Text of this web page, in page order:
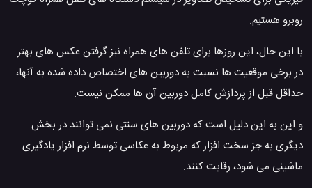
روبرو هستیم.
با این حال، این روزها برای تلفن های همراه نیز گرفتن عکس های بهتر
در برخی موقعیت ها نسبت به دوربین های اختصاص داده شده به آنها،
حداقل قبل از پردازش کامل دوربین آن ها ممکن نیست.
و این به این دلیل است که دوربین های سنتی نمی توانند در بخش
دیگری به جز سخت افزار که مربوط به عکاسی توسط نرم افزار یادگیری
ماشینی می شود، رقابت کنند.